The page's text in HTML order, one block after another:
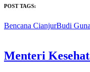
POST TAGS:
Bencana CianjurBudi
Menteri